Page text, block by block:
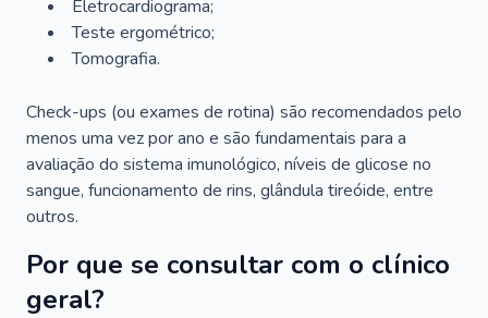
Eletrocardiograma;
Teste ergométrico;
Tomografia.
Check-ups (ou exames de rotina) são recomendados pelo
menos uma vez por ano e são fundamentais para a
avaliação do sistema imunológico, níveis de glicose no
sangue, funcionamento de rins, glândula tireóide, entre
outros.
Por que se consultar com o clínico
geral?